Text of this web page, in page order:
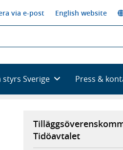
via e-post English website
styrs Sverige Press &
Tidöavtalet